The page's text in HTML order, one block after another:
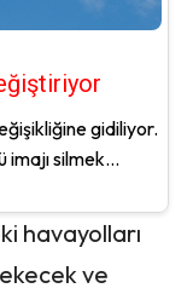
gidiliyor.
silmek...
havayolları
ve